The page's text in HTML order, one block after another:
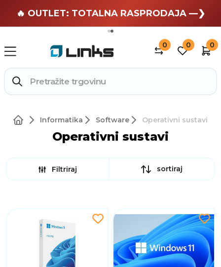
🏄 Zaslužuješ odmor —❯
🔥 OUTLET: TOTALNA RASPRODAJA —❯
0 0 0
Informatika Software Operativni sustavi
Operativni sustavi
Filtriraj sortiraj